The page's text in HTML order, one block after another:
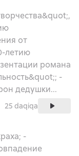
от
летию
романа
-
дедушки...
25 daqiqa
-